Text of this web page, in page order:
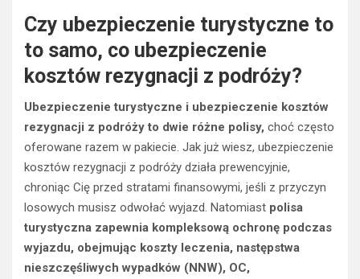
Czy ubezpieczenie turystyczne to
to samo, co ubezpieczenie
kosztów rezygnacji z podróży?
Ubezpieczenie turystyczne i ubezpieczenie kosztów
rezygnacji z podróży to dwie różne polisy, choć często
oferowane razem w pakiecie. Jak już wiesz, ubezpieczenie
kosztów rezygnacji z podróży działa prewencyjnie,
chroniąc Cię przed stratami finansowymi, jeśli z przyczyn
losowych musisz odwołać wyjazd. Natomiast polisa
turystyczna zapewnia kompleksową ochronę podczas
wyjazdu, obejmując koszty leczenia, następstwa
nieszczęśliwych wypadków (NNW), OC,